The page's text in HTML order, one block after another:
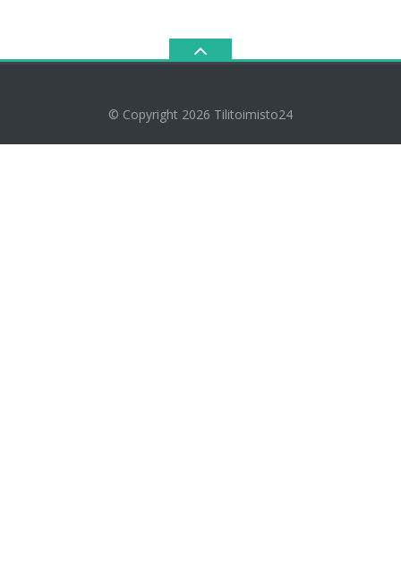
© Copyright 2026 Tilitoimisto24